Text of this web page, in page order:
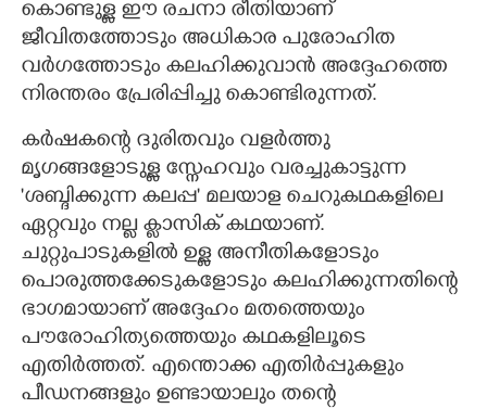
കൊണ്ടുള്ള ഈ രചനാ രീതിയാണ്
ജീവിതത്തോടും അധികാര പുരോഹിത
വർഗത്തോടും കലഹിക്കുവാൻ അദ്ദേഹത്തെ
നിരന്തരം പ്രേരിപ്പിച്ചു കൊണ്ടിരുന്നത്.
കർഷകന്റെ ദുരിതവും വളർത്തു
മൃഗങ്ങളോടുള്ള സ്നേഹവും വരച്ചുകാട്ടുന്ന
'ശബ്ദിക്കുന്ന കലപ്പ' മലയാള ചെറുകഥകളിലെ
ഏറ്റവും നല്ല ക്ലാസിക് കഥയാണ്.
ചുറ്റുപാടുകളിൽ ഉള്ള അനീതികളോടും
പൊരുത്തക്കേടുകളോടും കലഹിക്കുന്നതിന്റെ
ഭാഗമായാണ് അദ്ദേഹം മതത്തെയും
പൗരോഹിത്യത്തെയും കഥകളിലൂടെ
എതിർത്തത്. എന്തൊക്ക എതിർപ്പുകളും
പീഡനങ്ങളും ഉണ്ടായാലും തന്റെ